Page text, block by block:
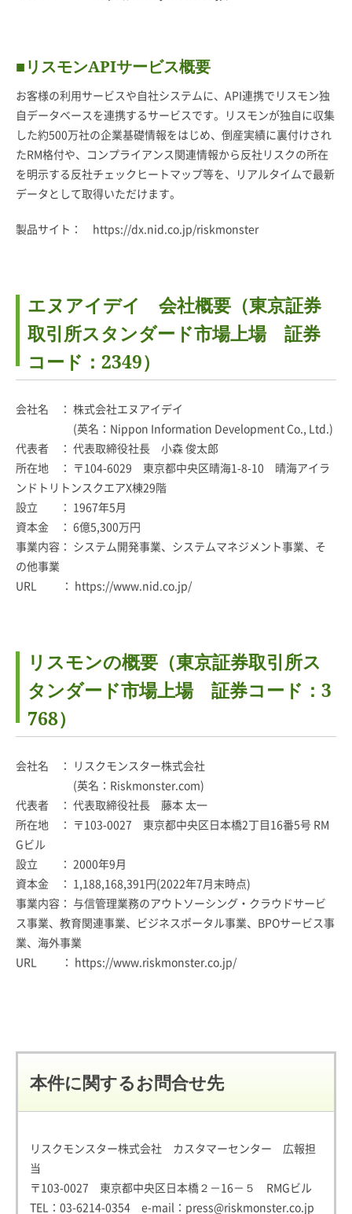
■リスモンAPIサービス概要
お客様の利用サービスや自社システムに、API連携でリスモン独
自データベースを連携するサービスです。リスモンが独自に収集
した約500万社の企業基礎情報をはじめ、倒産実績に裏付けされ
たRM格付や、コンプライアンス関連情報から反社リスクの所在
を明示する反社チェックヒートマップ等を、リアルタイムで最新
データとして取得いただけます。
製品サイト： https://dx.nid.co.jp/riskmonster
エヌアイデイ 会社概要（東京証券
取引所スタンダード市場上場 証券
コード：2349）
会社名 ： 株式会社エヌアイデイ
(英名：Nippon Information Development Co., Ltd.)
代表者 ： 代表取締役社長 小森 俊太郎
所在地 ： 〒104-6029 東京都中央区晴海1-8-10 晴海アイラ
ンドトリトンスクエアX棟29階
設立 ： 1967年5月
資本金 ： 6億5,300万円
事業内容： システム開発事業、システムマネジメント事業、そ
の他事業
URL ：
https://www.nid.co.jp/
リスモンの概要（東京証券取引所ス
タンダード市場上場 証券コード：3
768）
会社名 ： リスクモンスター株式会社
(英名：Riskmonster.com)
代表者 ： 代表取締役社長 藤本 太一
所在地 ： 〒103-0027 東京都中央区日本橋2丁目16番5号 RM
Gビル
設立 ： 2000年9月
資本金 ： 1,188,168,391円(2022年7月末時点)
事業内容： 与信管理業務のアウトソーシング・クラウドサービ
ス事業、教育関連事業、ビジネスポータル事業、BPOサービス事
業、海外事業
URL ：
https://www.riskmonster.co.jp/
本件に関するお問合せ先
リスクモンスター株式会社 カスタマーセンター 広報担
当
〒103-0027 東京都中央区日本橋２－16－５ RMGビル
TEL： 03-6214-0354 e-mail： press@riskmonster.co.jp